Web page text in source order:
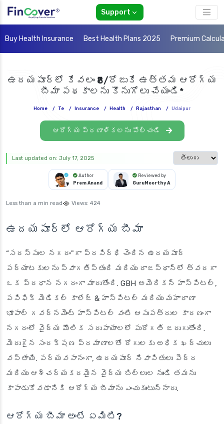
Support
Buy Health Insurance Best Health Plans 2025 Premium
ఉదయపూర్‌లో కేవలం ₹8/రోజుకే ఉత్తమ ఆరోగ్య
బీమా పథకాలను కొనుగోలు చేయండి*
Home / Te / Insurance / Health / Rajasthan / Udaipur
ఆరోగ్య ప్రణాళికలను పోల్చండి
Select
Last updated on: July 17, 2025
Author
Prem Anand
Reviewed by
GuruMoorthy A
Less than a min read Views: 424
ఉదయపూర్‌లో ఆరోగ్య బీమా
“సరస్సుల నగరం"గా ప్రసిద్ధి చెందిన ఉదయపూర్
పర్యాటకులను స్వాగతిస్తుంది మరియు రాజస్థాన్‌లో త్వరగా
ఒక ప్రధాన నగరంగా మారుతోంది. GBH అమెరికన్ హాస్పిటల్,
పసిఫిక్ మెడికల్ కాలేజ్ & హాస్పిటల్ మరియు మహారాణా
భూపాల్ గవర్నమెంట్ హాస్పిటల్ వంటి ఆసుపత్రుల కారణంగా
నగరంలో వైద్య మౌలిక సదుపాయాలలో పురోగతి జరుగుతోంది.
మెరుగైన సంరక్షణ ప్రమాణాలతో రోగులకు అధిక ఖర్చులు
వస్తాయి. పర్యవసానంగా, ఉదయపూర్ నివాసితులు పెద్ద
మరియు ఆశ్చర్యకరమైన వైద్య బిల్లుల నుండి తమను
కాపాడుకోవడానికి ఆరోగ్య బీమాను ఎంచుకుంటున్నారు.
ఆరోగ్య బీమా అంటే ఏమిటి?